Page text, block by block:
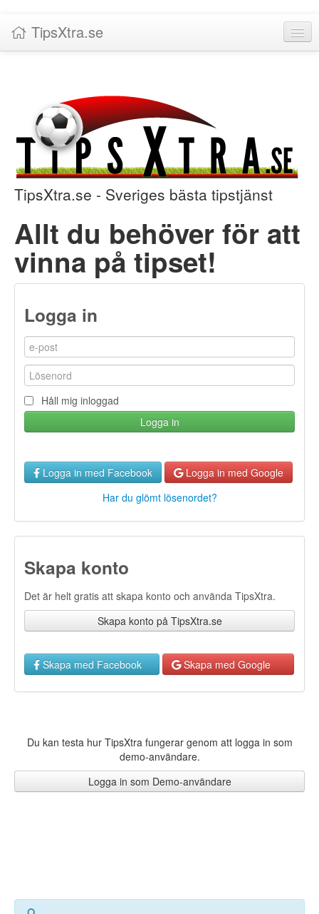
TipsXtra.se
Livescore!
Tipsförslag
Statistik
Liverättning
Priser
Logga in / Skapa konto
TipsXtra.se - Sveriges bästa tipstjänst
Allt du behöver för att
vinna på tipset!
Logga in
Håll mig inloggad
Logga in
Logga in med Facebook
Logga in med Google
Har du glömt lösenordet?
Skapa konto
Det är helt gratis att skapa konto och använda TipsXtra.
Skapa konto på TipsXtra.se
Du kan testa hur TipsXtra fungerar genom att logga in som
demo-användare.
Logga in som Demo-användare